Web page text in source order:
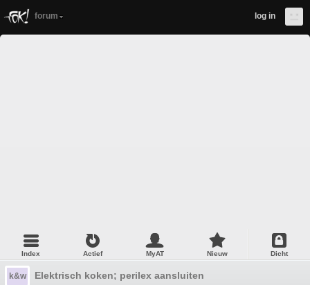
forum log in
Index Actief MyAT Nieuw Dicht
k&w Elektrisch koken; perilex aansluiten